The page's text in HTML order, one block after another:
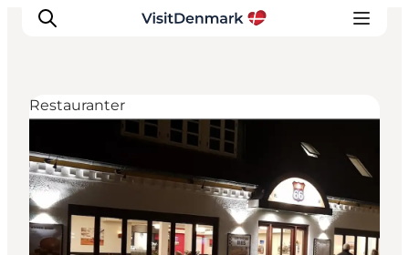
Inspiration
Destinationer
Oplevelser
Overnatning
Restauranter